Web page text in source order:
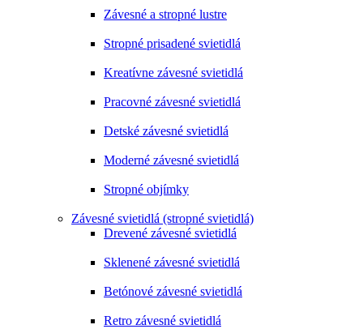
Závesné a stropné lustre
Stropné prisadené svietidlá
Kreatívne závesné svietidlá
Pracovné závesné svietidlá
Detské závesné svietidlá
Moderné závesné svietidlá
Stropné objímky
Závesné svietidlá (stropné svietidlá)
Drevené závesné svietidlá
Sklenené závesné svietidlá
Betónové závesné svietidlá
Retro závesné svietidlá